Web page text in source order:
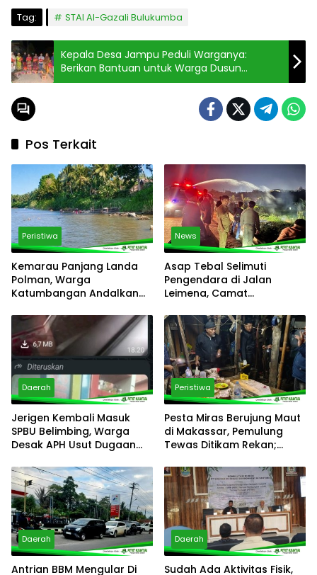
Pos Terkait
Polman, Warga
Katumbangan Andalkan
Sungai Maloso untuk Air
Konsumsi
Pengendara di Jalan
Leimena, Camat
Panakkukang Gerak Cepat
Respons Aduan Warga
Daerah
SPBU Belimbing, Warga
Desak APH Usut Dugaan
Pelanggaran Distribusi BBM
Peristiwa
di Makassar, Pemulung
Tewas Ditikam Rekan;
Polsek Manggala Buru
Pelaku
Daerah
Palopo, Siapa Yang
Bermain Di Balik
Kelangkaan?
Daerah
AMDAL PSEL Bantargebang
Belum Rampung, Saling
Lempar Tanggung Jawab
Mencuat
Tinggalkan Balasan
Alamat email Anda tidak akan dipublikasikan. Ruas yang